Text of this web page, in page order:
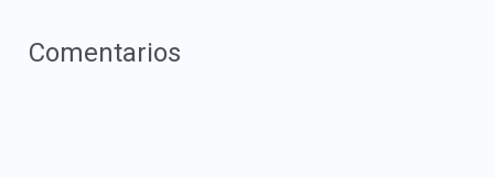
Comentarios